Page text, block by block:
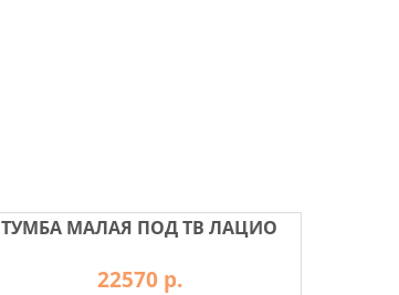
ТУМБА МАЛАЯ ПОД ТВ ЛАЦИО
22570 р.